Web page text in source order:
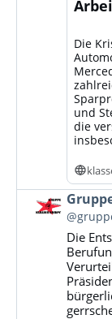
Die
und
die
Beitrag
von
Gruppe
Bluesky
ansehen
Die